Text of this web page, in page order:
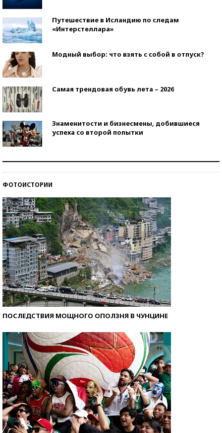
Путешествие в Исландию по следам
«Интерстеллара»
Модный выбор: что взять с собой в отпуск?
Самая трендовая обувь лета – 2026
Знаменитости и бизнесмены, добившиеся
успеха со второй попытки
ФОТОИСТОРИИ
ПОСЛЕДСТВИЯ МОЩНОГО ОПОЛЗНЯ В ЧУНЦИНЕ